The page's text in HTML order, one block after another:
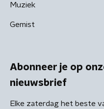
Muziek
Gemist
Abonneer je op
nieuwsbrief
Elke zaterdag het beste